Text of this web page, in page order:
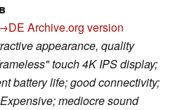
Archive.org version
appearance, quality
touch 4K IPS display;
battery life; good connectivity;
mediocre sound